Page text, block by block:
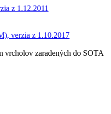
z 1.12.2011
verzia z 1.10.2017
vrcholov zaradených do SOTA